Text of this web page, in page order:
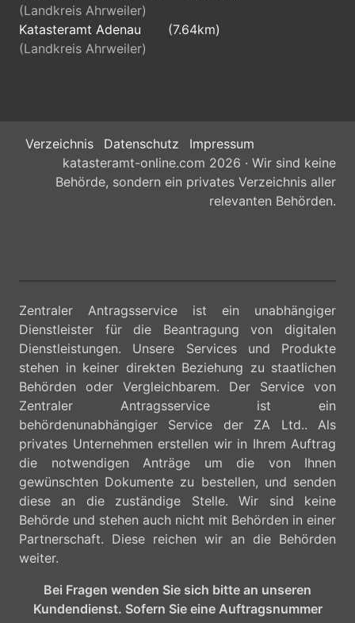
(Landkreis Ahrweiler)
Katasteramt Adenau
(7.64km)
(Landkreis Ahrweiler)
Verzeichnis Datenschutz
Impressum
katasteramt-online.com 2026 · Wir sind keine
Behörde, sondern ein privates Verzeichnis aller
relevanten Behörden.
Zentraler Antragsservice ist ein unabhängiger
Dienstleister für die Beantragung von digitalen
Dienstleistungen. Unsere Services und Produkte
stehen in keiner direkten Beziehung zu staatlichen
Behörden oder Vergleichbarem. Der Service von
Zentraler Antragsservice ist ein
behördenunabhängiger Service der ZA Ltd.. Als
privates Unternehmen erstellen wir in Ihrem Auftrag
die notwendigen Anträge um die von Ihnen
gewünschten Dokumente zu bestellen, und senden
diese an die zuständige Stelle. Wir sind keine
Behörde und stehen auch nicht mit Behörden in einer
Partnerschaft. Diese reichen wir an die Behörden
weiter.
Bei Fragen wenden Sie sich bitte an unseren
Kundendienst. Sofern Sie eine Auftragsnummer